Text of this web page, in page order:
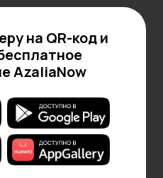
на QR-код и
AzaliaNow